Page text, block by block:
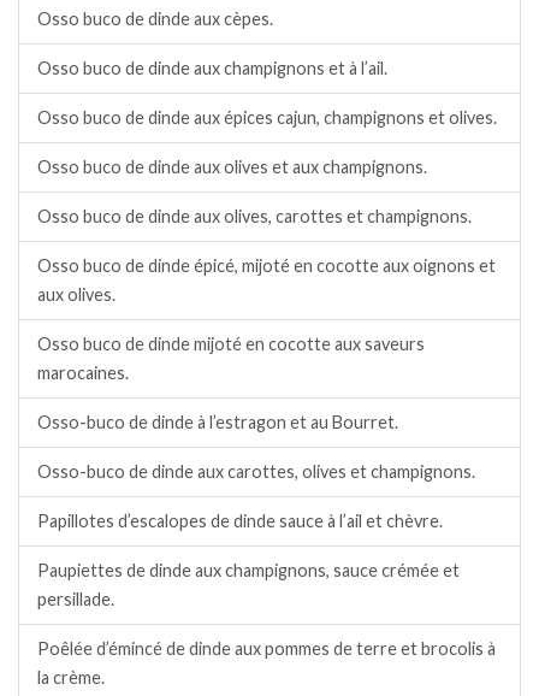
Osso buco de dinde aux cèpes.
Osso buco de dinde aux champignons et à l’ail.
Osso buco de dinde aux épices cajun, champignons et olives.
Osso buco de dinde aux olives et aux champignons.
Osso buco de dinde aux olives, carottes et champignons.
Osso buco de dinde épicé, mijoté en cocotte aux oignons et
aux olives.
Osso buco de dinde mijoté en cocotte aux saveurs
marocaines.
Osso-buco de dinde à l’estragon et au Bourret.
Osso-buco de dinde aux carottes, olives et champignons.
Papillotes d’escalopes de dinde sauce à l’ail et chèvre.
Paupiettes de dinde aux champignons, sauce crémée et
persillade.
Poêlée d’émincé de dinde aux pommes de terre et brocolis à
la crème.